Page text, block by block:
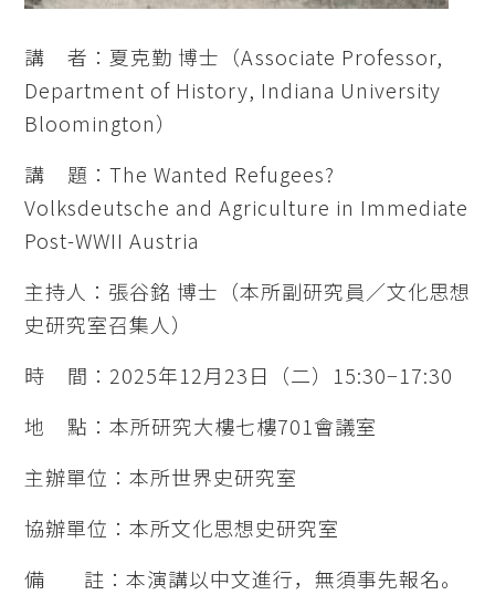
講 者：夏克勤 博士（Associate Professor,
Department of History, Indiana University
Bloomington）
講 題：The Wanted Refugees?
Volksdeutsche and Agriculture in Immediate
Post-WWII Austria
主持人：張谷銘 博士（本所副研究員／文化思想
史研究室召集人）
時 間：2025年12月23日（二）15:30−17:30
地 點：本所研究大樓七樓701會議室
主辦單位：本所世界史研究室
協辦單位：本所文化思想史研究室
備 註：本演講以中文進行，無須事先報名。